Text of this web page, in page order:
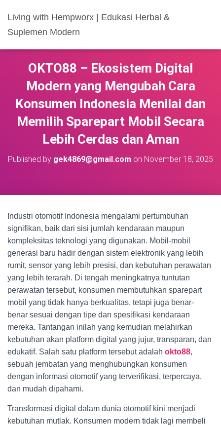
Living with Hempworx | Edukasi Herbal &
Suplemen Modern
OKTO88 – Ekosistem Digital
Modern yang Mengubah Cara
Konsumen Indonesia Menilai dan
Memilih Sparepart Mobil Secara
Lebih Cerdas dan Aman
Published by gek4869@gmail.com on November 18, 2025
Industri otomotif Indonesia mengalami pertumbuhan
signifikan, baik dari sisi jumlah kendaraan maupun
kompleksitas teknologi yang digunakan. Mobil-mobil
generasi baru hadir dengan sistem elektronik yang lebih
rumit, sensor yang lebih presisi, dan kebutuhan perawatan
yang lebih terarah. Di tengah meningkatnya tuntutan
perawatan tersebut, konsumen membutuhkan sparepart
mobil yang tidak hanya berkualitas, tetapi juga benar-
benar sesuai dengan tipe dan spesifikasi kendaraan
mereka. Tantangan inilah yang kemudian melahirkan
kebutuhan akan platform digital yang jujur, transparan, dan
edukatif. Salah satu platform tersebut adalah okto88,
sebuah jembatan yang menghubungkan konsumen
dengan informasi otomotif yang terverifikasi, terpercaya,
dan mudah dipahami.
Transformasi digital dalam dunia otomotif kini menjadi
kebutuhan mutlak. Konsumen modern tidak lagi membeli